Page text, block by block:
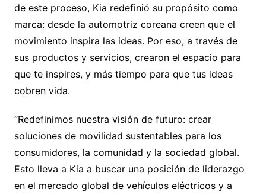
de este proceso, Kia redefinió su propósito como
marca: desde la automotriz coreana creen que el
movimiento inspira las ideas. Por eso, a través de
sus productos y servicios, crearon el espacio para
que te inspires, y más tiempo para que tus ideas
cobren vida.
“Redefinimos nuestra visión de futuro: crear
soluciones de movilidad sustentables para los
consumidores, la comunidad y la sociedad global.
Esto lleva a Kia a buscar una posición de liderazgo
en el mercado global de vehículos eléctricos y a